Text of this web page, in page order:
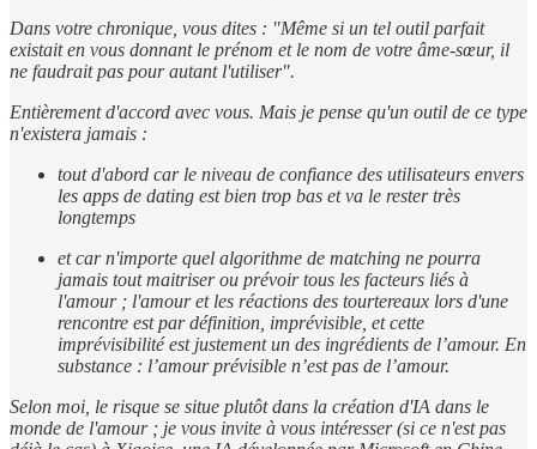
Dans votre chronique, vous dites : "Même si un tel outil parfait
existait en vous donnant le prénom et le nom de votre âme-sœur, il
ne faudrait pas pour autant l'utiliser".
Entièrement d'accord avec vous. Mais je pense qu'un outil de ce type
n'existera jamais :
tout d'abord car le niveau de confiance des utilisateurs envers
les apps de dating est bien trop bas et va le rester très
longtemps
et car n'importe quel algorithme de matching ne pourra
jamais tout maitriser ou prévoir tous les facteurs liés à
l'amour ; l'amour et les réactions des tourtereaux lors d'une
rencontre est par définition, imprévisible, et cette
imprévisibilité est justement un des ingrédients de l’amour. En
substance : l’amour prévisible n’est pas de l’amour.
Selon moi, le risque se situe plutôt dans la création d'IA dans le
monde de l'amour ; je vous invite à vous intéresser (si ce n'est pas